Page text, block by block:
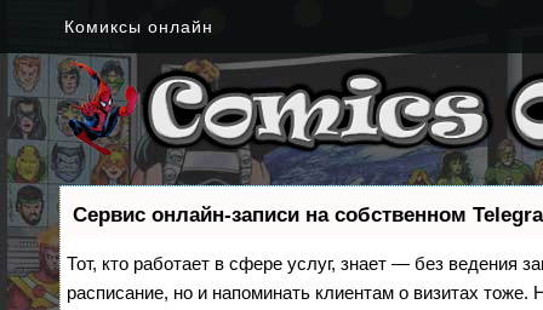
Комиксы онлайн
Сервис онлайн-записи на собственном
Тот, кто работает в сфере услуг, знает — без ведения
расписание, но и напоминать клиентам о визитах